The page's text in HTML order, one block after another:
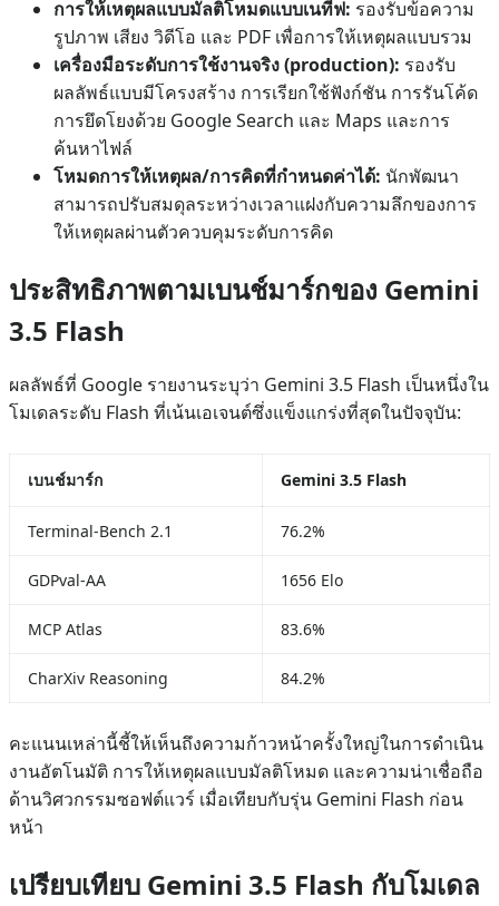
การให้เหตุผลแบบมัลติโหมดแบบเนทีฟ: รองรับข้อความ
รูปภาพ เสียง วิดีโอ และ PDF เพื่อการให้เหตุผลแบบรวม
เครื่องมือระดับการใช้งานจริง (production): รองรับ
ผลลัพธ์แบบมีโครงสร้าง การเรียกใช้ฟังก์ชัน การรันโค้ด
การยึดโยงด้วย Google Search และ Maps และการ
ค้นหาไฟล์
โหมดการให้เหตุผล/การคิดที่กำหนดค่าได้: นักพัฒนา
สามารถปรับสมดุลระหว่างเวลาแฝงกับความลึกของการ
ให้เหตุผลผ่านตัวควบคุมระดับการคิด
ประสิทธิภาพตามเบนช์มาร์กของ Gemini
3.5 Flash
ผลลัพธ์ที่ Google รายงานระบุว่า Gemini 3.5 Flash เป็นหนึ่งใน
โมเดลระดับ Flash ที่เน้นเอเจนต์ซึ่งแข็งแกร่งที่สุดในปัจจุบัน:
เบนช์มาร์ก Gemini 3.5 Flash
Terminal-Bench 2.1 76.2%
GDPval-AA 1656 Elo
MCP Atlas 83.6%
CharXiv Reasoning 84.2%
คะแนนเหล่านี้ชี้ให้เห็นถึงความก้าวหน้าครั้งใหญ่ในการดำเนิน
งานอัตโนมัติ การให้เหตุผลแบบมัลติโหมด และความน่าเชื่อถือ
ด้านวิศวกรรมซอฟต์แวร์ เมื่อเทียบกับรุ่น Gemini Flash ก่อน
หน้า
เปรียบเทียบ Gemini 3.5 Flash กับโมเดล